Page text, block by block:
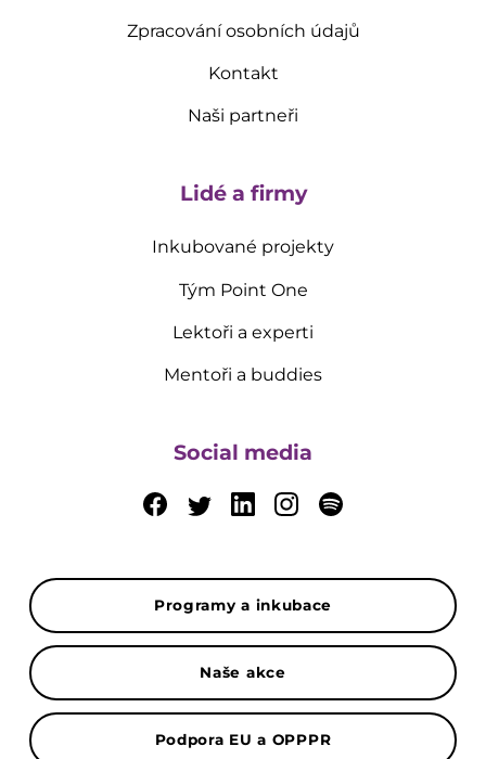
Zpracování osobních údajů
Kontakt
Naši partneři
Lidé a firmy
Inkubované projekty
Tým Point One
Lektoři a experti
Mentoři a buddies
Social media
Programy a inkubace
Naše akce
Podpora EU a OPPPR